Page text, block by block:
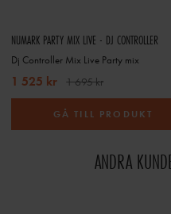
NUMARK PARTY MIX LIVE - DJ CONTROLLER
Dj Controller Mix Live Party mix
1 525 kr 1 695 kr
GÅ TILL PRODUKT
ANDRA